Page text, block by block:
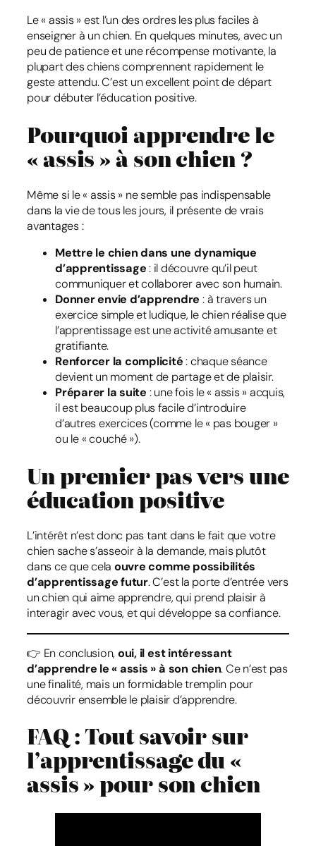
Le « assis » est l’un des ordres les plus faciles à
enseigner à un chien. En quelques minutes, avec un
peu de patience et une récompense motivante, la
plupart des chiens comprennent rapidement le
geste attendu. C’est un excellent point de départ
pour débuter l’éducation positive.
Pourquoi apprendre le
« assis » à son chien ?
Même si le « assis » ne semble pas indispensable
dans la vie de tous les jours, il présente de vrais
avantages :
Mettre le chien dans une dynamique
d’apprentissage: il découvre qu’il peut
communiquer et collaborer avec son humain.
Donner envie d’apprendre : à travers un
exercice simple et ludique, le chien réalise que
l’apprentissage est une activité amusante et
gratifiante.
Renforcer la complicité: chaque séance
devient un moment de partage et de plaisir.
Préparer la suite : une fois le « assis » acquis,
il est beaucoup plus facile d’introduire
d’autres exercices (comme le « pas bouger »
ou le « couché »).
Un premier pas vers une
éducation positive
L’intérêt n’est donc pas tant dans le fait que votre
chien sache s’asseoir à la demande, mais plutôt
dans ce que cela ouvre comme possibilités
d’apprentissage futur. C’est la porte d’entrée vers
un chien qui aime apprendre, qui prend plaisir à
interagir avec vous, et qui développe sa confiance.
👉 En conclusion, oui, il est intéressant
d’apprendre le « assis » à son chien. Ce n’est pas
une finalité, mais un formidable tremplin pour
découvrir ensemble le plaisir d’apprendre.
FAQ : Tout savoir sur
l’apprentissage du «
assis » pour son chien